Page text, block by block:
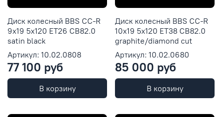
Диск колесный BBS CC-R
9x19 5x120 ET26 CB82.0
satin black
Артикул: 10.02.0808
77 100 руб
В корзину
Диск колесный BBS CC-R
10x19 5x120 ET38 CB82.0
graphite/diamond cut
Артикул: 10.02.0680
85 000 руб
В корзину